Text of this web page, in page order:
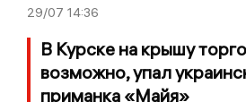
29/07 14:36
В Курске на крышу
возможно, упал
приманка «Майя»